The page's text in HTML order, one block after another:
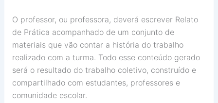
O professor, ou professora, deverá escrever Relato
de Prática acompanhado de um conjunto de
materiais que vão contar a história do trabalho
realizado com a turma. Todo esse conteúdo gerado
será o resultado do trabalho coletivo, construído e
compartilhado com estudantes, professores e
comunidade escolar.